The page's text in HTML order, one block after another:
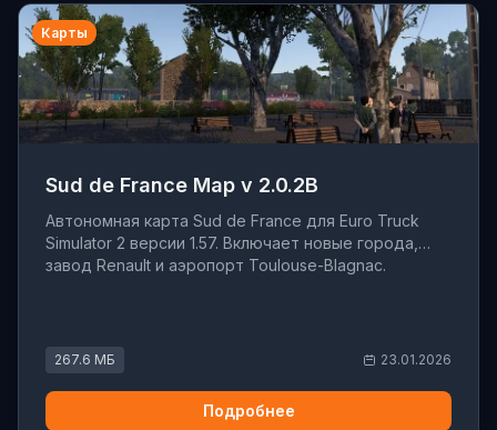
Карты
Sud de France Map v 2.0.2B
Автономная карта Sud de France для Euro Truck
Simulator 2 версии 1.57. Включает новые города,
завод Renault и аэропорт Toulouse-Blagnac.
267.6 МБ 23.01.2026
Подробнее